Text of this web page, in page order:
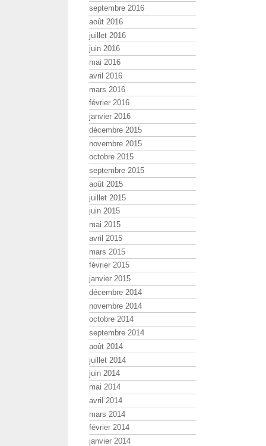
septembre 2016
août 2016
juillet 2016
juin 2016
mai 2016
avril 2016
mars 2016
février 2016
janvier 2016
décembre 2015
novembre 2015
octobre 2015
septembre 2015
août 2015
juillet 2015
juin 2015
mai 2015
avril 2015
mars 2015
février 2015
janvier 2015
décembre 2014
novembre 2014
octobre 2014
septembre 2014
août 2014
juillet 2014
juin 2014
mai 2014
avril 2014
mars 2014
février 2014
janvier 2014